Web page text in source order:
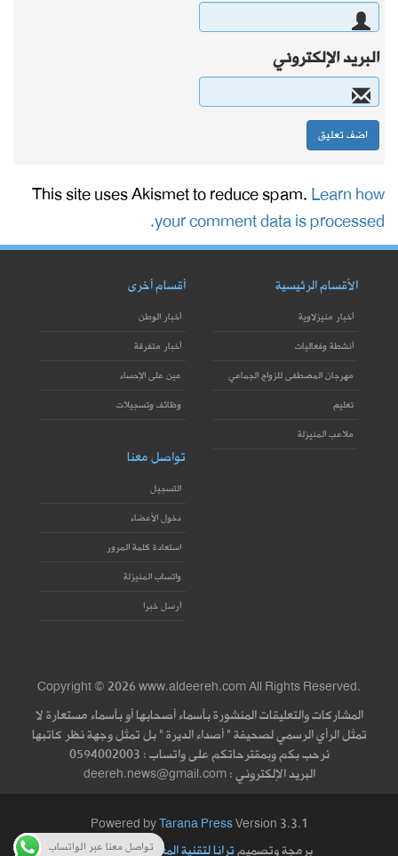
البريد الإلكتروني
This site uses Akismet to reduce spam.Learn how
your comment data is processed.
الأقسام الرئيسية
أخبار منيزلاوية
أنشطة وفعاليات
مهرجان المصطفى للزواج الجماعي
تعليم
ملاعب المنيزلة
أقسام أخرى
أخبار الوطن
أخبار متفرقة
عين على الإحساء
وظائف وتسجيلات
تواصل معنا
التسجيل
دخول الأعضاء
استعادة كلمة المرور
واتساب المنيزلة
أرسل خبرا
Copyright © 2026 www.aldeereh.com All Rights Reserved.
المشاركات والتعليقات المنشورة بأسماء أصحابها أو بأسماء مستعارة لا
تمثل الرأي الرسمي لصحيفة " أصداء الديرة " بل تمثل وجهة نظر كاتبها
نرحب بكم وبمقترحاتكم على واتساب : 0594002003
البريد الإلكتروني : deereh.news@gmail.com
Powered byTarana PressVersion 3.3.1
برمجة وتصميمترانا لتقنية المعلومات|
تواصل معنا عبر الواتساب